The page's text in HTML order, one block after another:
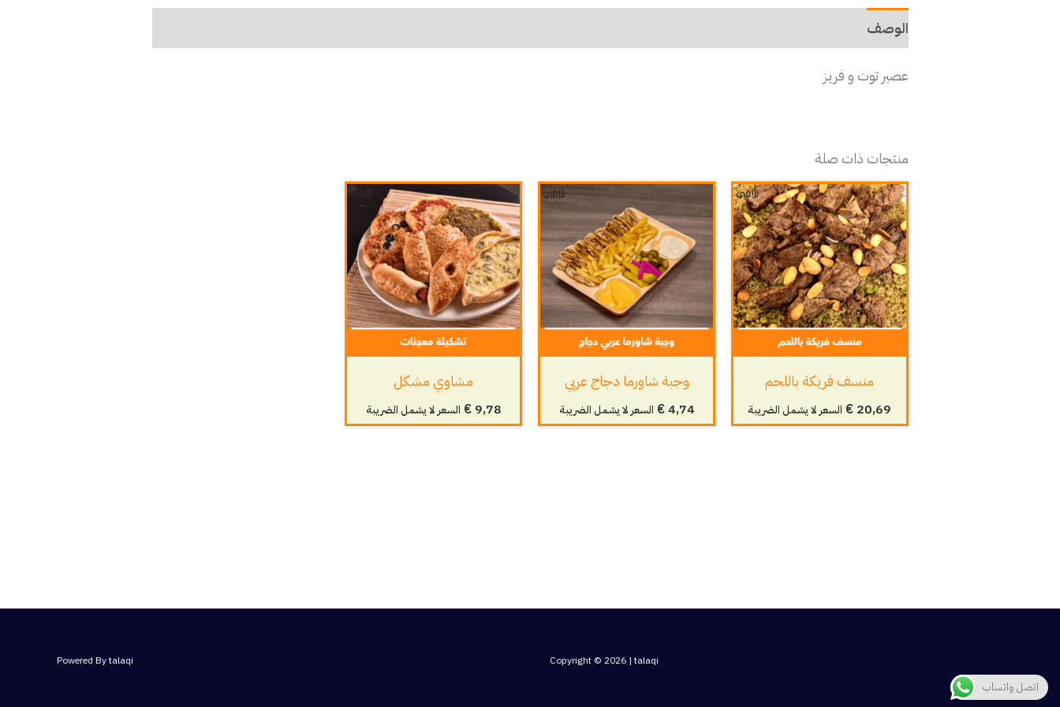
الوصف
عصير توت و فريز
منتجات ذات صلة
منسف فريكة باللحم
€ 20,69 السعر لا يشمل الضريبة
وجبة شاورما دجاج عربي
€4,74 السعر لا يشمل الضريبة
مشاوي مشكل
€9,78 السعر لا يشمل الضريبة
Copyright © 2026 | talaqi
Powered By talaqi
اتصل واتساب